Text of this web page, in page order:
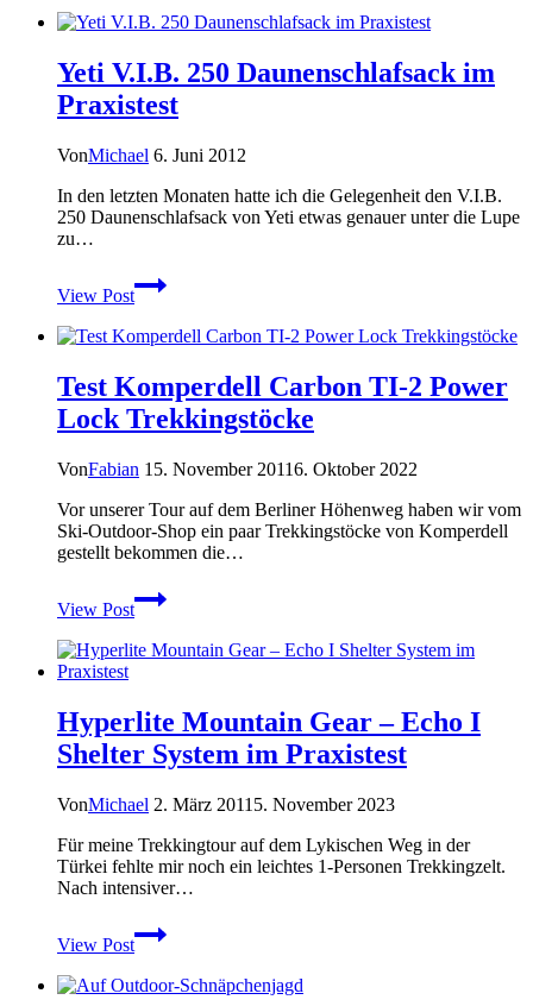
Praxistest
Yeti V.I.B. 250 Daunenschlafsack im
Praxistest
VonMichael 6. Juni 2012
In den letzten Monaten hatte ich die Gelegenheit den V.I.B.
250 Daunenschlafsack von Yeti etwas genauer unter die Lupe
zu…
View Post
Yeti
V.I.B.
Daunenschlafsack
Praxistest
Test Komperdell Carbon TI-2 Power
Lock Trekkingstöcke
VonFabian 15. November 20116. Oktober 2022
Vor unserer Tour auf dem Berliner Höhenweg haben wir vom
Ski-Outdoor-Shop ein paar Trekkingstöcke von Komperdell
gestellt bekommen die…
View Post
Test
Komperdell
TI-
Lock
Trekkingstöcke
Hyperlite Mountain Gear – Echo I
Shelter System im Praxistest
VonMichael 2. März 2011 5. November 2023
Für meine Trekkingtour auf dem Lykischen Weg in der
Türkei fehlte mir noch ein leichtes 1-Personen Trekkingzelt.
Nach intensiver…
View Post
Hyperlite
Mountain
–